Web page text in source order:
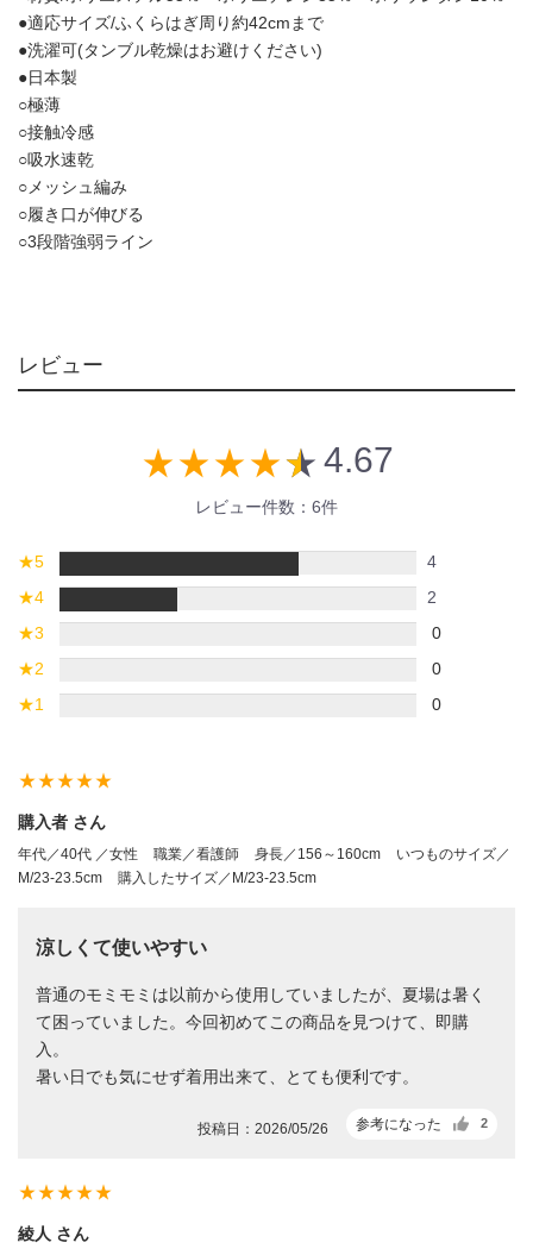
●適応サイズ/ふくらはぎ周り約42cmまで
●洗濯可(タンブル乾燥はお避けください)
●日本製
○極薄
○接触冷感
○吸水速乾
○メッシュ編み
○履き口が伸びる
○3段階強弱ライン
レビュー
star_rate star_rate star_rate star_ratestar_rate 4.67
レビュー件数：6件
★5
4
★4
2
★3
0
★2
0
★1 0
star_ratestar_ratestar_ratestar_ratestar_rate
購入者 さん
年代／40代 ／女性 職業／看護師 身長／156～160cm
いつものサイズ／
M/23-23.5cm
購入したサイズ／M/23-23.5cm
涼しくて使いやすい
普通のモミモミは以前から使用していましたが、夏場は暑く
て困っていました。今回初めてこの商品を見つけて、即購
入。
暑い日でも気にせず着用出来て、とても便利です。
参考になった 2
投稿日：2026/05/26
star_ratestar_ratestar_ratestar_ratestar_rate
綾人 さん